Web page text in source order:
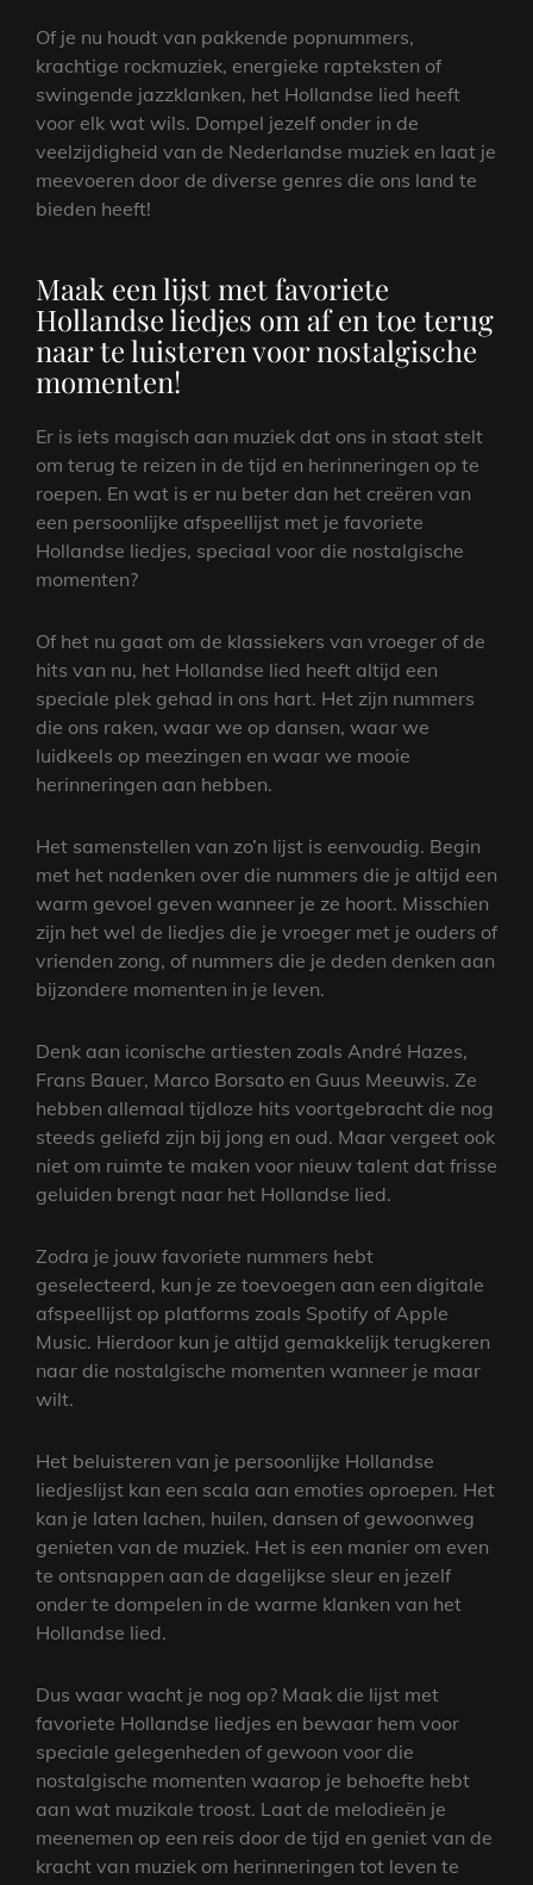
Of je nu houdt van pakkende popnummers,
krachtige rockmuziek, energieke rapteksten of
swingende jazzklanken, het Hollandse lied heeft
voor elk wat wils. Dompel jezelf onder in de
veelzijdigheid van de Nederlandse muziek en laat je
meevoeren door de diverse genres die ons land te
bieden heeft!
Maak een lijst met favoriete
Hollandse liedjes om af en toe terug
naar te luisteren voor nostalgische
momenten!
Er is iets magisch aan muziek dat ons in staat stelt
om terug te reizen in de tijd en herinneringen op te
roepen. En wat is er nu beter dan het creëren van
een persoonlijke afspeellijst met je favoriete
Hollandse liedjes, speciaal voor die nostalgische
momenten?
Of het nu gaat om de klassiekers van vroeger of de
hits van nu, het Hollandse lied heeft altijd een
speciale plek gehad in ons hart. Het zijn nummers
die ons raken, waar we op dansen, waar we
luidkeels op meezingen en waar we mooie
herinneringen aan hebben.
Het samenstellen van zo’n lijst is eenvoudig. Begin
met het nadenken over die nummers die je altijd een
warm gevoel geven wanneer je ze hoort. Misschien
zijn het wel de liedjes die je vroeger met je ouders of
vrienden zong, of nummers die je deden denken aan
bijzondere momenten in je leven.
Denk aan iconische artiesten zoals André Hazes,
Frans Bauer, Marco Borsato en Guus Meeuwis. Ze
hebben allemaal tijdloze hits voortgebracht die nog
steeds geliefd zijn bij jong en oud. Maar vergeet ook
niet om ruimte te maken voor nieuw talent dat frisse
geluiden brengt naar het Hollandse lied.
Zodra je jouw favoriete nummers hebt
geselecteerd, kun je ze toevoegen aan een digitale
afspeellijst op platforms zoals Spotify of Apple
Music. Hierdoor kun je altijd gemakkelijk terugkeren
naar die nostalgische momenten wanneer je maar
wilt.
Het beluisteren van je persoonlijke Hollandse
liedjeslijst kan een scala aan emoties oproepen. Het
kan je laten lachen, huilen, dansen of gewoonweg
genieten van de muziek. Het is een manier om even
te ontsnappen aan de dagelijkse sleur en jezelf
onder te dompelen in de warme klanken van het
Hollandse lied.
Dus waar wacht je nog op? Maak die lijst met
favoriete Hollandse liedjes en bewaar hem voor
speciale gelegenheden of gewoon voor die
nostalgische momenten waarop je behoefte hebt
aan wat muzikale troost. Laat de melodieën je
meenemen op een reis door de tijd en geniet van de
kracht van muziek om herinneringen tot leven te